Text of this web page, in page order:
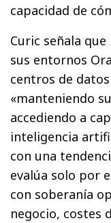
capacidad de
Curic señala
sus entornos
centros de
«manteniendo
accediendo a
inteligencia
con una
evalúa solo por
con soberanía
negocio, costes